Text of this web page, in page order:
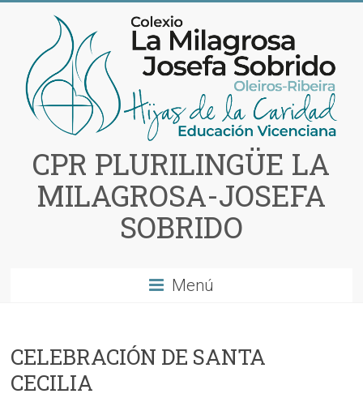
contenido
CPR PLURILINGÜE LA
MILAGROSA-JOSEFA
SOBRIDO
Menú
CELEBRACIÓN DE SANTA
CECILIA